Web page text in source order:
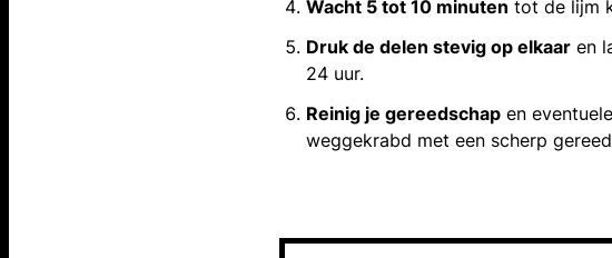
Wacht 5 tot 10 minuten tot de lijm
Druk de delen stevig op elkaaren
24 uur.
Reinig je gereedschapen
weggekrabd met een scherp